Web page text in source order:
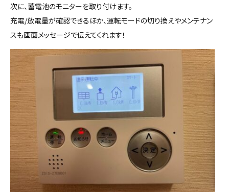
次に、蓄電池のモニターを取り付けます。
充電/放電量が確認できるほか、運転モードの切り換えやメンテナン
スも画面メッセージで伝えてくれます！